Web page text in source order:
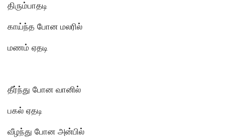
திரும்பாதடி
காய்ந்த போன மலரில்
மணம் ஏதடி
தீர்ந்து போன வானில்
பகல் ஏதடி
வீழந்து போன அன்பில்